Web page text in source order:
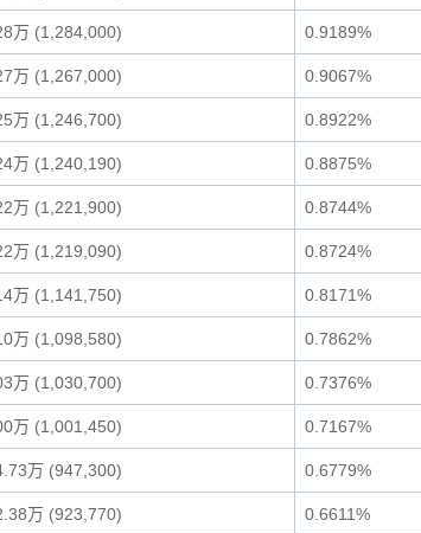
万 (1,284,000) 0.9189%
万 (1,267,000) 0.9067%
万 (1,246,700) 0.8922%
万 (1,240,190) 0.8875%
万 (1,221,900) 0.8744%
万 (1,219,090) 0.8724%
万 (1,141,750) 0.8171%
万 (1,098,580) 0.7862%
万 (1,030,700) 0.7376%
万 (1,001,450) 0.7167%
万 (947,300) 0.6779%
万 (923,770) 0.6611%